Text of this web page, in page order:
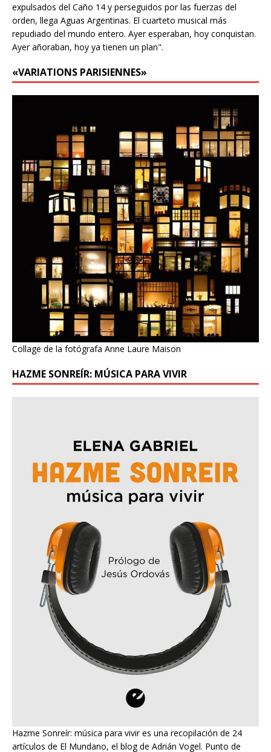
expulsados del Caño 14 y perseguidos por las fuerzas del
orden, llega Aguas Argentinas. El cuarteto musical más
repudiado del mundo entero. Ayer esperaban, hoy conquistan.
Ayer añoraban, hoy ya tienen un plan".
«VARIATIONS PARISIENNES»
Collage de la fotógrafa Anne Laure Maison
HAZME SONREÍR: MÚSICA PARA VIVIR
Hazme Sonreír: música para vivir es una recopilación de 24
artículos de El Mundano, el blog de Adrián Vogel. Punto de